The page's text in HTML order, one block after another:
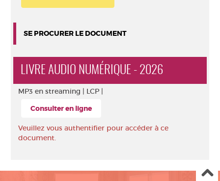
SE PROCURER LE DOCUMENT
LIVRE AUDIO NUMÉRIQUE - 2026
MP3 en streaming | LCP |
Consulter en ligne
Veuillez vous authentifier pour accéder à ce
document.